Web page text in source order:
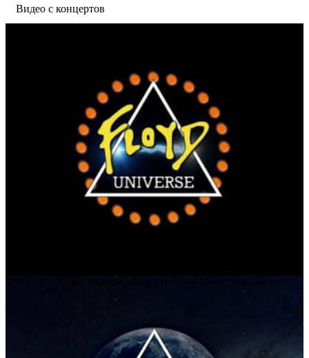
Видео с концертов
29.01.23 – Видео нарезка концерта Floyd Universe в Омске